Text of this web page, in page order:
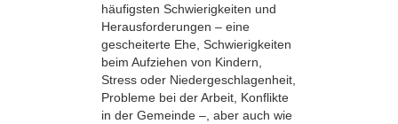
häufigsten Schwierigkeiten und
Herausforderungen – eine
gescheiterte Ehe, Schwierigkeiten
beim Aufziehen von Kindern,
Stress oder Niedergeschlagenheit,
Probleme bei der Arbeit, Konflikte
in der Gemeinde –, aber auch wie